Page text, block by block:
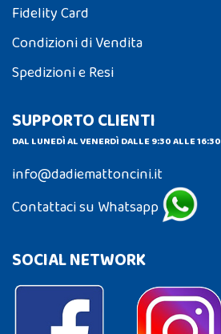
Fidelity Card
Condizioni di Vendita
Spedizioni e Resi
SUPPORTO CLIENTI
DAL LUNEDÌ AL VENERDÌ DALLE 9:30 ALLE 16:30
info@dadiemattoncini.it
Contattaci su Whatsapp
SOCIAL NETWORK